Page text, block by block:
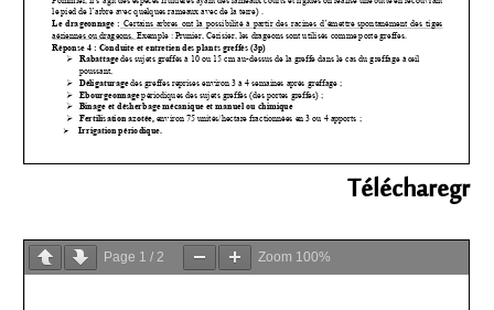
Télécharegr
Page 1 / 2 Zoom 100%